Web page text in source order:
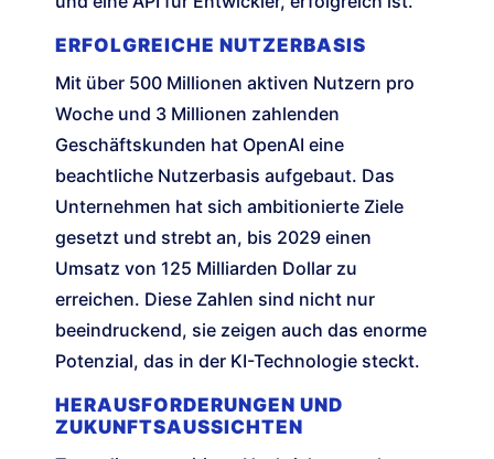
ERFOLGREICHE NUTZERBASIS
Mit über 500 Millionen aktiven Nutzern pro
Woche und 3 Millionen zahlenden
Geschäftskunden hat OpenAI eine
beachtliche Nutzerbasis aufgebaut. Das
Unternehmen hat sich ambitionierte Ziele
gesetzt und strebt an, bis 2029 einen
Umsatz von 125 Milliarden Dollar zu
erreichen. Diese Zahlen sind nicht nur
beeindruckend, sie zeigen auch das enorme
Potenzial, das in der KI-Technologie steckt.
HERAUSFORDERUNGEN UND
ZUKUNFTSAUSSICHTEN